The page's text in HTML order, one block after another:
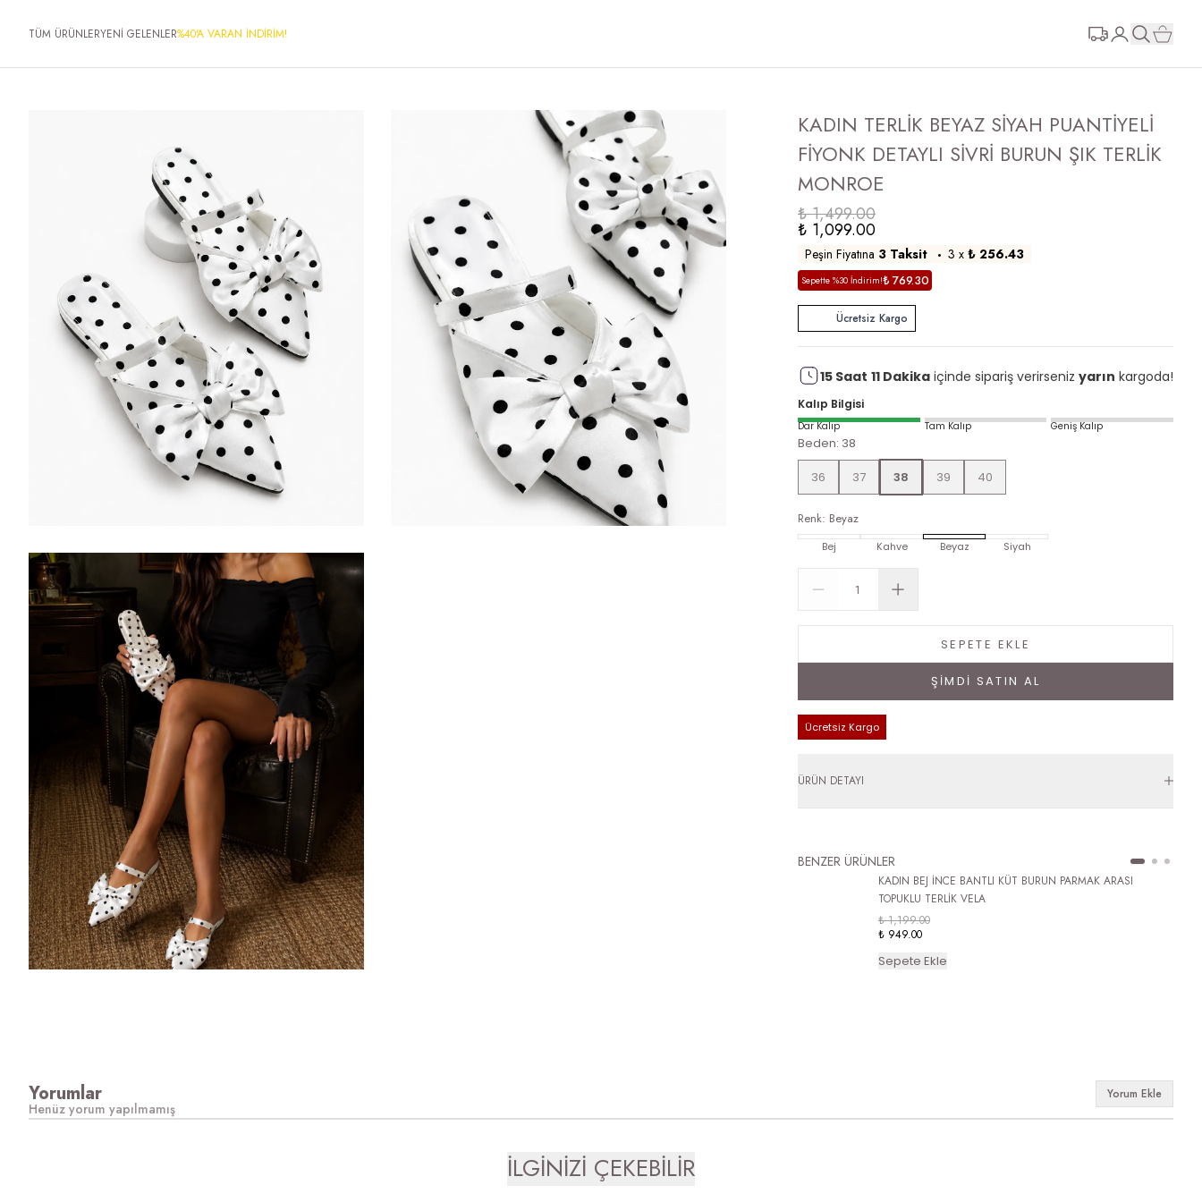
TÜM ÜRÜNLERYENİ GELENLER%40'A VARAN İNDİRİM!
KADIN TERLİK BEYAZ SİYAH PUANTİYELİ
FİYONK DETAYLI SİVRİ BURUN ŞIK TERLİK
MONROE
₺ 1,499.00
₺ 1,099.00
Peşin Fiyatına 3 Taksit 3 x ₺ 256.43
Sepette %30 İndirim!₺ 769.30
Ücretsiz Kargo
15 Saat 11 Dakika içinde sipariş verirseniz yarın kargoda!
Kalıp Bilgisi
Dar Kalıp Tam Kalıp Geniş Kalıp
Beden: 38
36
37 38 39 40
Renk: Beyaz
Bej Kahve Beyaz Siyah
SEPETE EKLE
ŞİMDİ SATIN AL
Ücretsiz Kargo
ÜRÜN DETAYI
BENZER ÜRÜNLER
KADIN BEJ İNCE BANTLI KÜT BURUN PARMAK ARASI
TOPUKLU TERLİK VELA
₺ 1,199.00
₺ 949.00
Sepete Ekle
Yorumlar Yorum Ekle
Henüz yorum yapılmamış
İLGİNİZİ ÇEKEBİLİR